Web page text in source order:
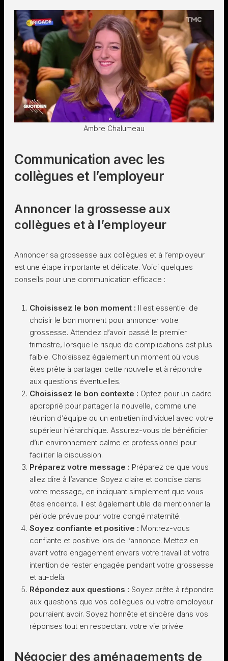
Ambre Chalumeau
Communication avec les
collègues et l’employeur
Annoncer la grossesse aux
collègues et à l’employeur
Annoncer sa grossesse aux collègues et à l’employeur
est une étape importante et délicate. Voici quelques
conseils pour une communication efficace :
Choisissez le bon moment : Il est essentiel de
choisir le bon moment pour annoncer votre
grossesse. Attendez d’avoir passé le premier
trimestre, lorsque le risque de complications est plus
faible. Choisissez également un moment où vous
êtes prête à partager cette nouvelle et à répondre
aux questions éventuelles.
Choisissez le bon contexte : Optez pour un cadre
approprié pour partager la nouvelle, comme une
réunion d’équipe ou un entretien individuel avec votre
supérieur hiérarchique. Assurez-vous de bénéficier
d’un environnement calme et professionnel pour
faciliter la discussion.
Préparez votre message : Préparez ce que vous
allez dire à l’avance. Soyez claire et concise dans
votre message, en indiquant simplement que vous
êtes enceinte. Il est également utile de mentionner la
période prévue pour votre congé maternité.
Soyez confiante et positive : Montrez-vous
confiante et positive lors de l’annonce. Mettez en
avant votre engagement envers votre travail et votre
intention de rester engagée pendant votre grossesse
et au-delà.
Répondez aux questions : Soyez prête à répondre
aux questions que vos collègues ou votre employeur
pourraient avoir. Soyez honnête et sincère dans vos
réponses tout en respectant votre vie privée.
Négocier des aménagements de